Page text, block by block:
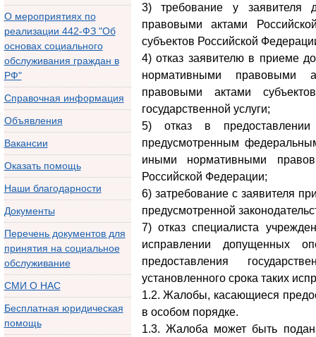
О мероприятиях по
реализации 442-ФЗ "Об
основах социального
обслуживания граждан в
РФ"
Справочная информация
Объявления
Вакансии
Оказать помощь
Наши благодарности
Документы
Перечень документов для
принятия на социальное
обслуживание
СМИ О НАС
Бесплатная юридическая
помощь
3) требование у заявителя
правовыми актами
субъектов Российской
4) отказ заявителю в приеме
нормативными правовыми
правовыми актами
государственной услуги;
5) отказ в
предусмотренным
иными нормативными
Российской Федерации;
6) затребование с заявителя
предусмотренной
7) отказ специалиста
исправлении допущенных
предоставления
установленного срока таких
1.2. Жалобы, касающиеся
в особом порядке.
1.3. Жалоба может быть